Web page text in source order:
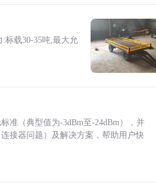
:标载30-35吨,最大允
准（典型值为-3dBm至-24dBm），并
接器问题）及解决方案，帮助用户快